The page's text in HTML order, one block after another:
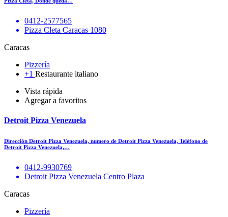
0412-2577565
Pizza Cleta Caracas 1080
Caracas
Pizzería
+1 Restaurante italiano
Vista rápida
Agregar a favoritos
Detroit Pizza Venezuela
Dirección Detroit Pizza Venezuela, numero de Detroit Pizza Venezuela, Teléfono de
Detroit Pizza Venezuela,…
0412-9930769
Detroit Pizza Venezuela Centro Plaza
Caracas
Pizzería